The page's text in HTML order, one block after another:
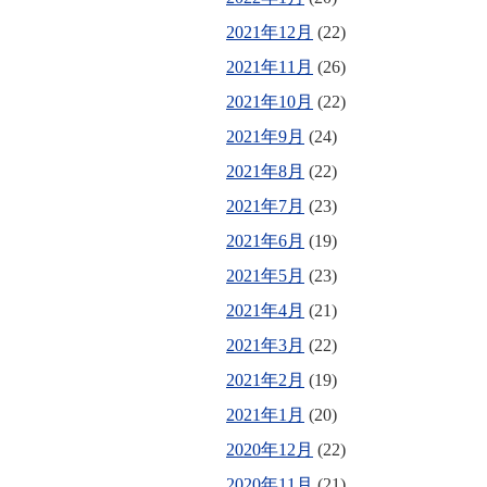
2021年12月 (22)
2021年11月 (26)
2021年10月 (22)
2021年9月 (24)
2021年8月 (22)
2021年7月 (23)
2021年6月 (19)
2021年5月 (23)
2021年4月 (21)
2021年3月 (22)
2021年2月 (19)
2021年1月 (20)
2020年12月 (22)